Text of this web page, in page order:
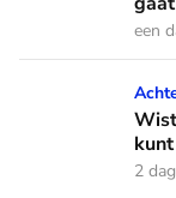
een
Wist je dat je
2